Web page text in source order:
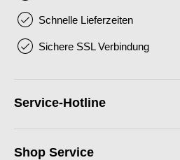
Schnelle Lieferzeiten
Sichere SSL Verbindung
Service-Hotline
Shop Service